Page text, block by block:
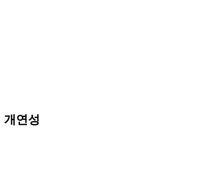
개연성